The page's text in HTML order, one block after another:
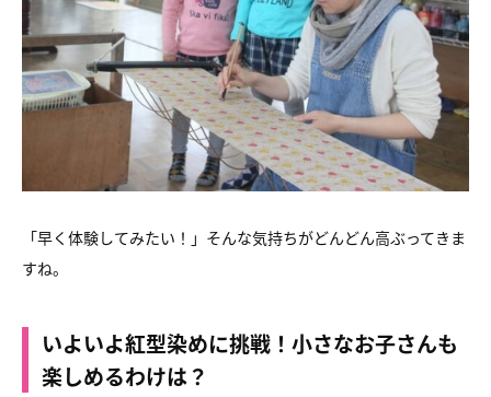
「早く体験してみたい！」そんな気持ちがどんどん高ぶってきま
すね。
いよいよ紅型染めに挑戦！小さなお子さんも
楽しめるわけは？